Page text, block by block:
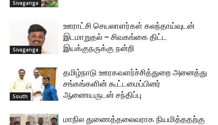
Sivaganga
Sivaganga
ஊராட்சி செயலாளர்கள் கலந்தாய்வுடன்
இடமாறுதல் – சிவகங்கை திட்ட
இயக்குநருக்கு நன்றி
South
தமிழ்நாடு ஊரகவளர்ச்சித்துறை அனைத்து
சங்கங்களின் கூட்டமைப்பினர்
ஆணையருடன் சந்திப்பு
மாநில துணைத்தலைவராக நியமித்ததற்கு